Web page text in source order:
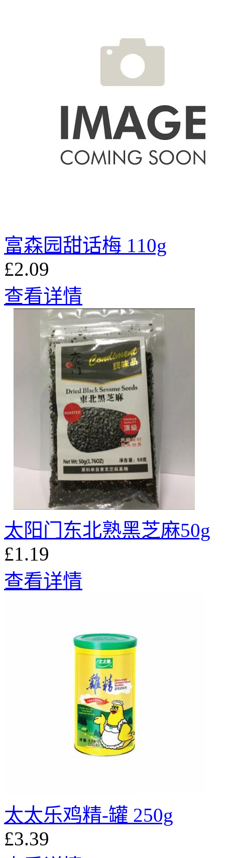
富森园甜话梅 110g
£2.09
查看详情
太阳门东北熟黑芝麻50g
£1.19
查看详情
太太乐鸡精-罐 250g
£3.39